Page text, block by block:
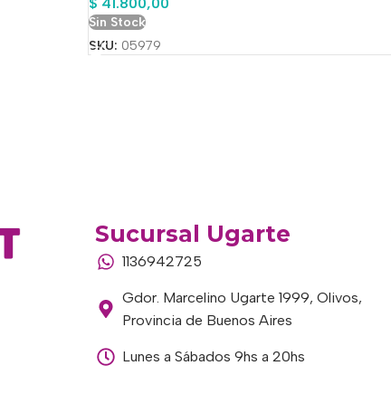
Sin Stock
SKU: 05979
Sucursal Ugarte
1136942725
Gdor. Marcelino Ugarte 1999, Olivos,
Provincia de Buenos Aires
Lunes a Sábados 9hs a 20hs